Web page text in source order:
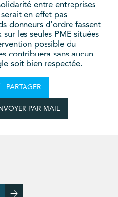
entre entreprises
en effet pas
donneurs d’ordre fassent
sur les seules PME situées
possible du
contribuera sans aucun
soit bien respectée.
PARTAGER
PAR MAIL